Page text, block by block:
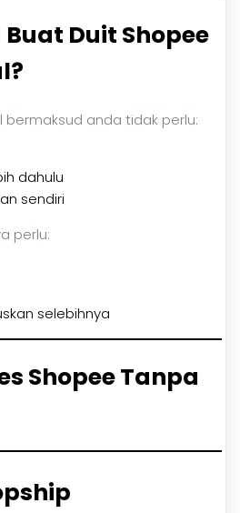
Duit Shopee
anda tidak perlu:
dahulu
sendiri
perlu:
selebihnya
Shopee Tanpa